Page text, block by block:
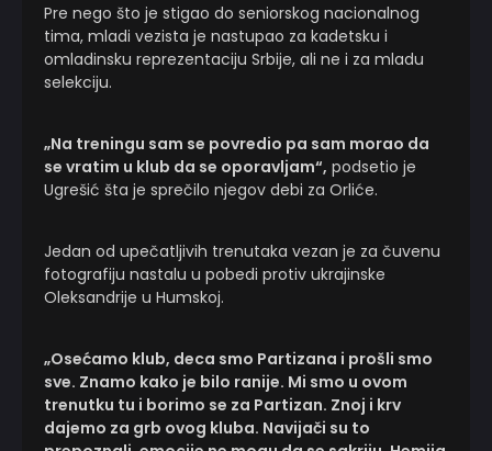
Pre nego što je stigao do seniorskog nacionalnog
tima, mladi vezista je nastupao za kadetsku i
omladinsku reprezentaciju Srbije, ali ne i za mladu
selekciju.
„Na treningu sam se povredio pa sam morao da
se vratim u klub da se oporavljam“, podsetio je
Ugrešić šta je sprečilo njegov debi za Orliće.
Jedan od upečatljivih trenutaka vezan je za čuvenu
fotografiju nastalu u pobedi protiv ukrajinske
Oleksandrije u Humskoj.
„Osećamo klub, deca smo Partizana i prošli smo
sve. Znamo kako je bilo ranije. Mi smo u ovom
trenutku tu i borimo se za Partizan. Znoj i krv
dajemo za grb ovog kluba. Navijači su to